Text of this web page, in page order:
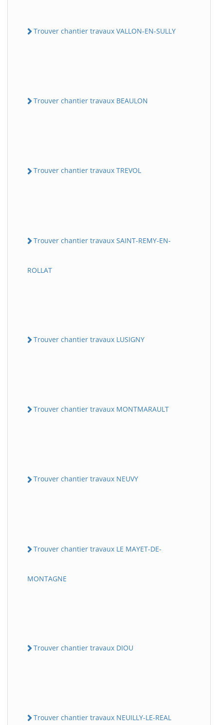
Trouver chantier travaux VALLON-EN-SULLY
Trouver chantier travaux BEAULON
Trouver chantier travaux TREVOL
Trouver chantier travaux SAINT-REMY-EN-
ROLLAT
Trouver chantier travaux LUSIGNY
Trouver chantier travaux MONTMARAULT
Trouver chantier travaux NEUVY
Trouver chantier travaux LE MAYET-DE-
MONTAGNE
Trouver chantier travaux DIOU
Trouver chantier travaux NEUILLY-LE-REAL